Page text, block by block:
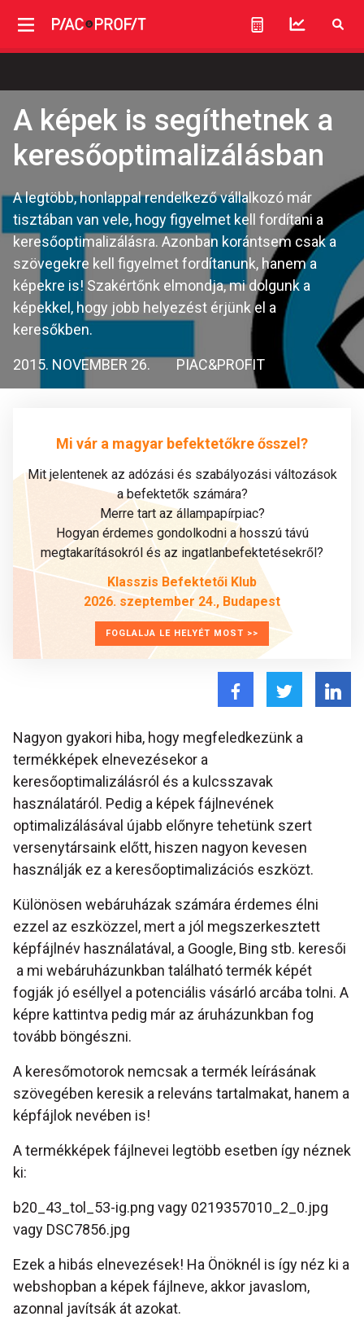
A képek is segíthetnek a
keresőoptimalizálásban
A legtöbb, honlappal rendelkező vállalkozó már
tisztában van vele, hogy figyelmet kell fordítani a
keresőoptimalizálásra. Azonban korántsem csak a
szövegekre kell figyelmet fordítanunk, hanem a
képekre is! Szakértőnk elmondja, mi dolgunk a
képekkel, hogy jobb helyezést érjünk el a
keresőkben.
2015. NOVEMBER 26. PIAC&PROFIT
Mi vár a magyar befektetőkre ősszel?
Mit jelentenek az adózási és szabályozási változások
a befektetők számára?
Merre tart az állampapírpiac?
Hogyan érdemes gondolkodni a hosszú távú
megtakarításokról és az ingatlanbefektetésekről?
Klasszis Befektetői Klub
2026. szeptember 24., Budapest
FOGLALJA LE HELYÉT MOST >>
Nagyon gyakori hiba, hogy megfeledkezünk a
termékképek elnevezésekor a
keresőoptimalizálásról és a kulcsszavak
használatáról. Pedig a képek fájlnevének
optimalizálásával újabb előnyre tehetünk szert
versenytársaink előtt, hiszen nagyon kevesen
használják ez a keresőoptimalizációs eszközt.
Különösen webáruházak számára érdemes élni
ezzel az eszközzel, mert a jól megszerkesztett
képfájlnév használatával, a Google, Bing stb. keresői
a mi webáruházunkban található termék képét
fogják jó eséllyel a potenciális vásárló arcába tolni. A
képre kattintva pedig már az áruházunkban fog
tovább böngészni.
A keresőmotorok nemcsak a termék leírásának
szövegében keresik a releváns tartalmakat, hanem a
képfájlok nevében is!
A termékképek fájlnevei legtöbb esetben így néznek
ki:
b20_43_tol_53-ig.png vagy 0219357010_2_0.jpg
vagy DSC7856.jpg
Ezek a hibás elnevezések! Ha Önöknél is így néz ki a
webshopban a képek fájlneve, akkor javaslom,
azonnal javítsák át azokat.